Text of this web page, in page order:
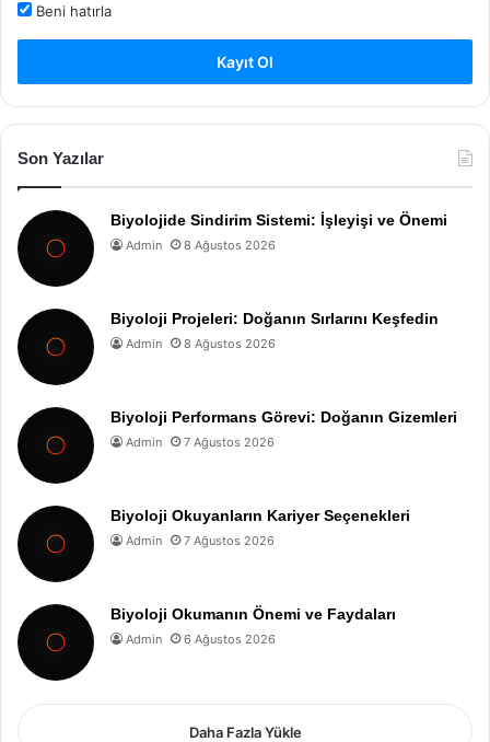
Beni hatırla
Kayıt Ol
Son Yazılar
Biyolojide Sindirim Sistemi: İşleyişi ve Önemi
Admin 8 Ağustos 2026
Biyoloji Projeleri: Doğanın Sırlarını Keşfedin
Admin 8 Ağustos 2026
Biyoloji Performans Görevi: Doğanın Gizemleri
Admin 7 Ağustos 2026
Biyoloji Okuyanların Kariyer Seçenekleri
Admin 7 Ağustos 2026
Biyoloji Okumanın Önemi ve Faydaları
Admin 6 Ağustos 2026
Daha Fazla Yükle